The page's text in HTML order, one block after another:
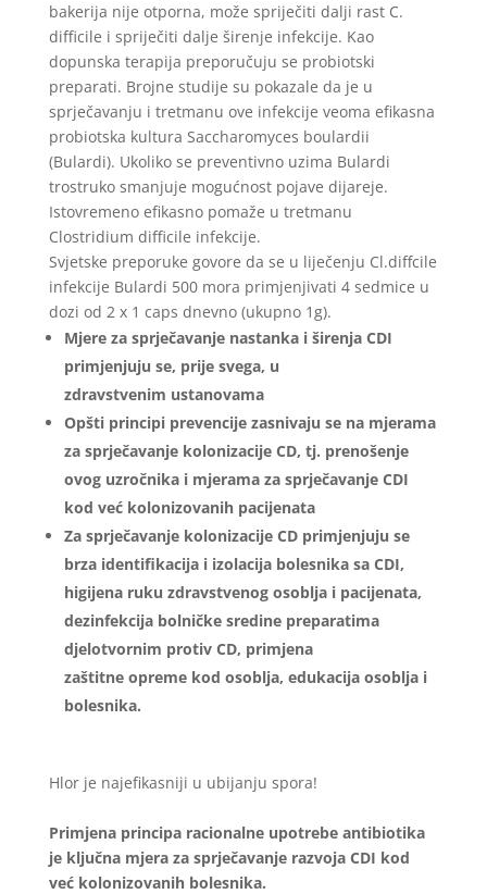
bakerija nije otporna, može spriječiti dalji rast C.
difficile i spriječiti dalje širenje infekcije. Kao
dopunska terapija preporučuju se probiotski
preparati. Brojne studije su pokazale da je u
sprječavanju i tretmanu ove infekcije veoma efikasna
probiotska kultura Saccharomyces boulardii
(Bulardi). Ukoliko se preventivno uzima Bulardi
trostruko smanjuje mogućnost pojave dijareje.
Istovremeno efikasno pomaže u tretmanu
Clostridium difficile infekcije.
Svjetske preporuke govore da se u liječenju Cl.diffcile
infekcije Bulardi 500 mora primjenjivati 4 sedmice u
dozi od 2 x 1 caps dnevno (ukupno 1g).
Mjere za sprječavanje nastanka i širenja CDI
primjenjuju se, prije svega, u
zdravstvenim ustanovama
Opšti principi prevencije zasnivaju se na mjerama
za sprječavanje kolonizacije CD, tj. prenošenje
ovog uzročnika i mjerama za sprječavanje CDI
kod već kolonizovanih pacijenata
Za sprječavanje kolonizacije CD primjenjuju se
brza identifikacija i izolacija bolesnika sa CDI,
higijena ruku zdravstvenog osoblja i pacijenata,
dezinfekcija bolničke sredine preparatima
djelotvornim protiv CD, primjena
zaštitne opreme kod osoblja, edukacija osoblja i
bolesnika.
Hlor je najefikasniji u ubijanju spora!
Primjena principa racionalne upotrebe antibiotika
je ključna mjera za sprječavanje razvoja CDI kod
već kolonizovanih bolesnika.